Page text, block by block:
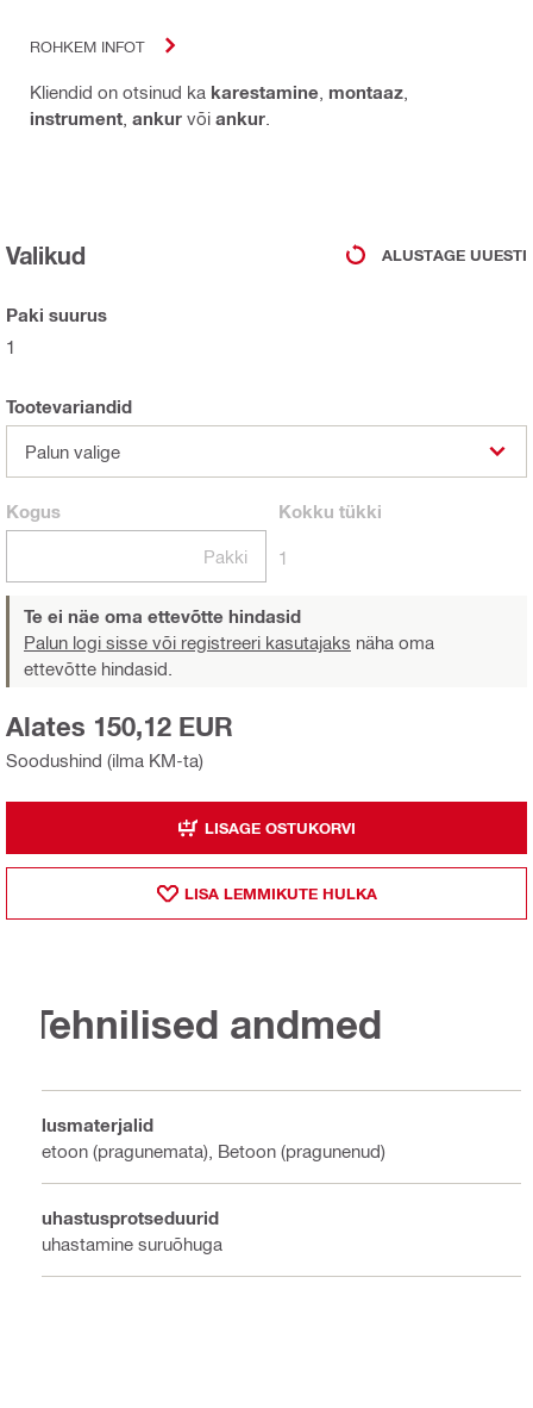
ROHKEM INFOT
Kliendid on otsinud ka karestamine montaaz
instrument ankur või ankur
Valikud ALUSTAGE UUESTI
Paki suurus
1
Tootevariandid
Palun valige
Kogus
Pakki
Kokku tükki
1
Te ei näe oma ettevõtte hindasid
Palun logi sisse või registreeri kasutajaks näha oma
ettevõtte hindasid.
Soodushind (ilma KM-ta)
Alates 150,12 EUR
LISAGE OSTUKORVI
LISA LEMMIKUTE HULKA
Tehnilised andmed
Alusmaterjalid
Betoon (pragunemata), Betoon (pragunenud)
Puhastusprotseduurid
Puhastamine suruõhuga